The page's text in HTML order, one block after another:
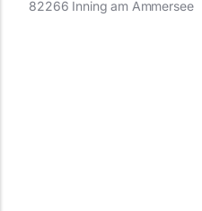
82266 Inning am Ammersee